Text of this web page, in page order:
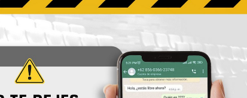
eligieron a los